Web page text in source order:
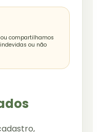
compartilhamos
ou não